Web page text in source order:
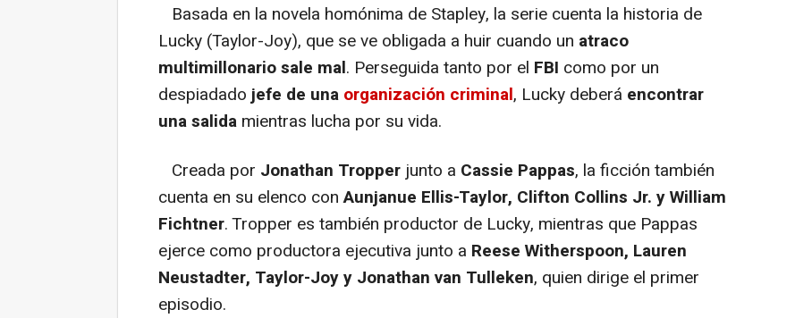
Basada en la novela homónima de Stapley, la serie cuenta la historia de
Lucky (Taylor-Joy), que se ve obligada a huir cuando un atraco
multimillonario sale mal. Perseguida tanto por el FBI como por un
despiadadojefe de una organización criminal, Lucky deberá encontrar
una salida mientras lucha por su vida.
Creada por Jonathan Tropper junto a Cassie Pappas, la ficción también
cuenta en su elenco conAunjanue Ellis-Taylor, Clifton Collins Jr. y William
Fichtner. Tropper es también productor de Lucky, mientras que Pappas
ejerce como productora ejecutiva junto a Reese Witherspoon, Lauren
Neustadter, Taylor-Joy y Jonathan van Tulleken, quien dirige el primer
episodio.